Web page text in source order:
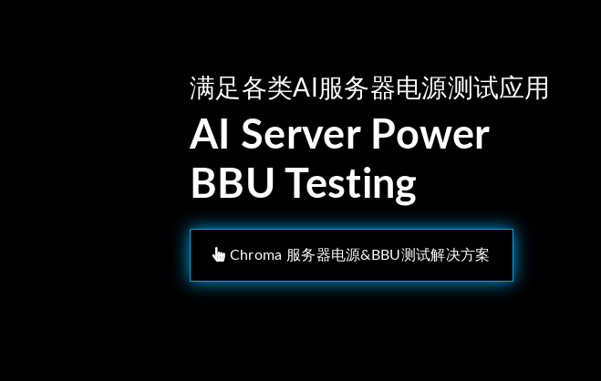
满足各类AI服务器电源测试应用
AI Server Power
BBU Testing
Chroma 服务器电源&BBU测试解决方案